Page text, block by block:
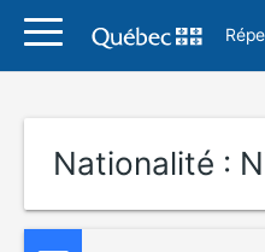
Nationalité :